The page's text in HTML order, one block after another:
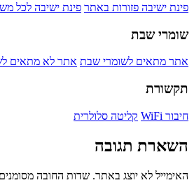
פינת ישיבה פזורות באתר פינת ישיבה לכל
שומרי שבת
אתר מתאים לשומרי שבת אתר לא מתאים
תקשורת
חיבור WiFi קליטה סלולרית
השארת תגובה
האימייל לא יוצג באתר. שדות החובה מסומנים